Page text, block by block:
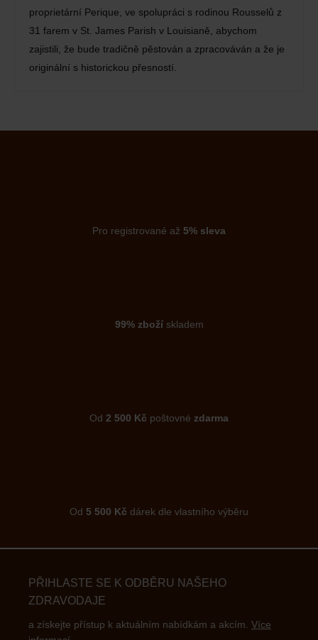
proprietární Perique, ve spolupráci s rodinou Rousselů z
31 farem v St. James Parish v Louisianě, abychom
zajistili, že bude tradičně pěstován a zpracováván a že je
originální s historickou přesností.
Pro registrované až 5% sleva
99% zbožískladem
Od 2 500 Kč poštovné zdarma
Od 5 500 Kč dárek dle vlastního výběru
PŘIHLASTE SE K ODBĚRU NAŠEHO
ZDRAVODAJE
a získejte přístup k aktuálním nabídkám a akcím. Více